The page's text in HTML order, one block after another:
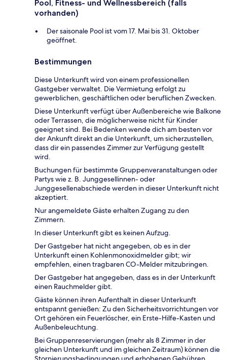
Pool, Fitness- und Wellnessbereich (falls
vorhanden)
Der saisonale Pool ist vom 17. Mai bis 31. Oktober
geöffnet.
Bestimmungen
Diese Unterkunft wird von einem professionellen
Gastgeber verwaltet. Die Vermietung erfolgt zu
gewerblichen, geschäftlichen oder beruflichen Zwecken.
Diese Unterkunft verfügt über Außenbereiche wie Balkone
oder Terrassen, die möglicherweise nicht für Kinder
geeignet sind. Bei Bedenken wende dich am besten vor
der Ankunft direkt an die Unterkunft, um sicherzustellen,
dass dir ein passendes Zimmer zur Verfügung gestellt
wird.
Buchungen für bestimmte Gruppenveranstaltungen oder
Partys wie z. B. Junggesellinnen- oder
Junggesellenabschiede werden in dieser Unterkunft nicht
akzeptiert.
Nur angemeldete Gäste erhalten Zugang zu den
Zimmern.
In dieser Unterkunft gibt es keinen Aufzug.
Der Gastgeber hat nicht angegeben, ob es in der
Unterkunft einen Kohlenmonoxidmelder gibt; wir
empfehlen, einen tragbaren CO-Melder mitzubringen.
Der Gastgeber hat angegeben, dass es in der Unterkunft
einen Rauchmelder gibt.
Gäste können ihren Aufenthalt in dieser Unterkunft
entspannt genießen: Zu den Sicherheitsvorrichtungen vor
Ort gehören ein Feuerlöscher, ein Erste-Hilfe-Kasten und
Außenbeleuchtung.
Bei Gruppenreservierungen (mehr als 8 Zimmer in der
gleichen Unterkunft und im gleichen Zeitraum) können die